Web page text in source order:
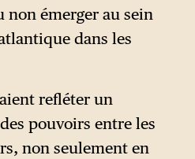
émerger au sein
dans les
refléter un
pouvoirs entre les
non seulement en